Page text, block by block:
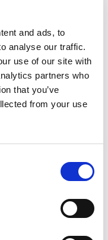
and ads, to
analyse our traffic.
use of our site with
partners who
that you’ve
from your use
一级方程式赛车的性能极